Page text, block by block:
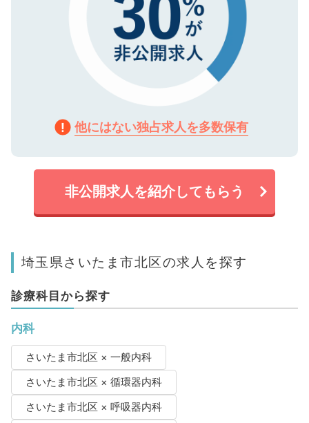
他にはない独占求人を多数保有
非公開求人を紹介してもらう
埼玉県さいたま市北区の求人を探す
診療科目から探す
内科
さいたま市北区 × 一般内科
さいたま市北区 × 循環器内科
さいたま市北区 × 呼吸器内科